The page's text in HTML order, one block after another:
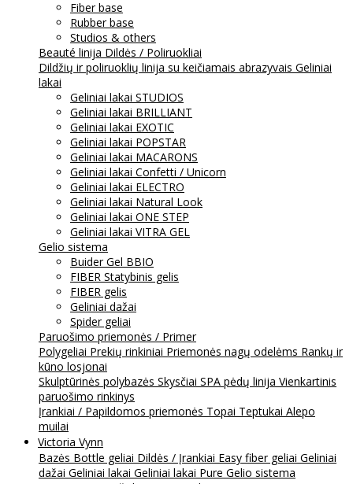
Fiber base
Rubber base
Studios & others
Beauté linija Dildės / Poliruokliai
Dildžių ir poliruoklių linija su keičiamais abrazyvais Geliniai
lakai
Geliniai lakai STUDIOS
Geliniai lakai BRILLIANT
Geliniai lakai EXOTIC
Geliniai lakai POPSTAR
Geliniai lakai MACARONS
Geliniai lakai Confetti / Unicorn
Geliniai lakai ELECTRO
Geliniai lakai Natural Look
Geliniai lakai ONE STEP
Geliniai lakai VITRA GEL
Gelio sistema
Buider Gel BBIO
FIBER Statybinis gelis
FIBER gelis
Geliniai dažai
Spider geliai
Paruošimo priemonės / Primer
Polygeliai Prekių rinkiniai Priemonės nagų odelėms Rankų ir
kūno losjonai
Skulptūrinės polybazės Skysčiai SPA pėdų linija Vienkartinis
paruošimo rinkinys
Įrankiai / Papildomos priemonės Topai Teptukai Alepo
muilai
Victoria Vynn
Bazės Bottle geliai Dildės / Įrankiai Easy fiber geliai Geliniai
dažai Geliniai lakai Geliniai lakai Pure Gelio sistema